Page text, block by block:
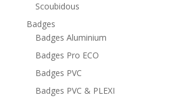
Scoubidous
Badges
Badges Aluminium
Badges Pro ECO
Badges PVC
Badges PVC & PLEXI